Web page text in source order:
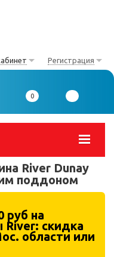
Регистрация
0
River Dunay
поддоном
руб на
скидка
области или